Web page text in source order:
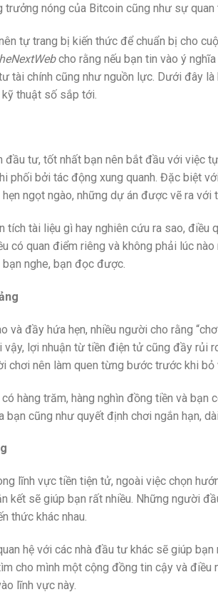
nóng của Bitcoin cũng như sự quan
tự trang bị kiến thức để chuẩn bị cho
cho rằng nếu bạn tin vào ý
tài chính cũng như nguồn lực. Dưới đây
thuật số sắp tới.
đầu tư, tốt nhất bạn nên bắt đầu với việc
phối bởi tác động xung quanh. Đặc biệt
ngọt ngào, những dự án được vẽ ra với
tích tài liệu gì hay nghiên cứu ra sao,
có quan điểm riêng và không phải lúc
nghe, bạn đọc được.
và đầy hứa hẹn, nhiều người cho rằng
vậy, lợi nhuận từ tiền điện tử cũng đầy rủi
chơi nên làm quen từng bước trước khi bỏ
hàng trăm, hàng nghìn đồng tiền và bạn
bạn cũng như quyết định chơi ngắn hạn,
lĩnh vực tiền tiện tử, ngoài việc chọn
kết sẽ giúp bạn rất nhiều. Những người
thức khác nhau.
hệ với các nhà đầu tư khác sẽ giúp
cho mình một cộng đồng tin cậy và điều
lĩnh vực này.